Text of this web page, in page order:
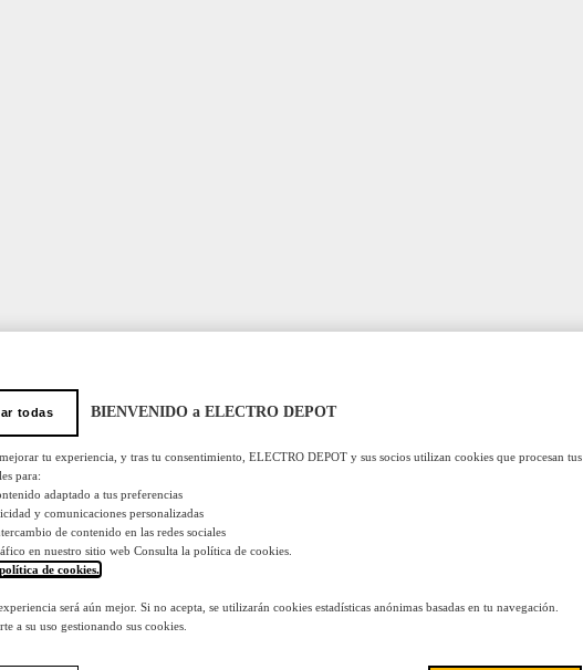
todas BIENVENIDO a ELECTRO DEPOT
tu experiencia, y tras tu consentimiento, ELECTRO DEPOT y sus socios utilizan cookies que procesan tus
para:
adaptado a tus preferencias
y comunicaciones personalizadas
de contenido en las redes sociales
en nuestro sitio web Consulta la política de cookies.
de cookies.
será aún mejor. Si no acepta, se utilizarán cookies estadísticas anónimas basadas en tu navegación.
a su uso gestionando sus cookies.